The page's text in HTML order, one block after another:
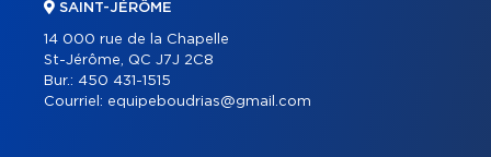
SAINT-JÉRÔME
14 000 rue de la Chapelle
St-Jérôme, QC J7J 2C8
Bur.: 450 431-1515
Courriel: equipeboudrias@gmail.com